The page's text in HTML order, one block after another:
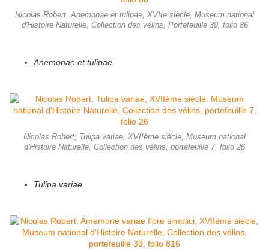
Nicolas Robert, Anemonae et tulipae, XVIIe siècle, Museum national
d'Histoire Naturelle, Collection des vélins, Portefeuille 39, folio 86
Anemonae et tulipae
Nicolas Robert, Tulipa variae, XVIIème siècle, Museum national
d'Histoire Naturelle, Collection des vélins, portefeuille 7, folio 26
Tulipa variae